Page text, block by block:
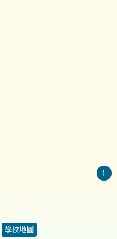
1
學校地圖